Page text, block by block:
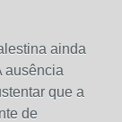
ainda
ausência
que a
de